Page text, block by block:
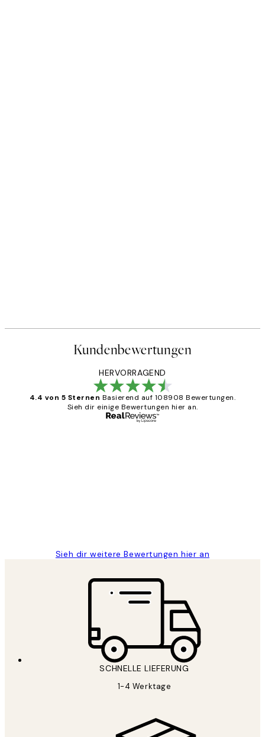
Kundenbewertungen
HERVORRAGEND
4.4 von 5 Sternen Basierend auf 108908 Bewertungen.
Sieh dir einige Bewertungen hier an.
Sieh dir weitere Bewertungen hier an
SCHNELLE LIEFERUNG
1-4 Werktage